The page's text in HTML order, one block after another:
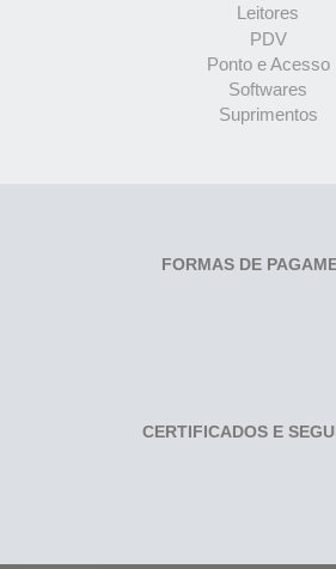
Leitores
PDV
Ponto e Acesso
Softwares
Suprimentos
FORMAS DE
CERTIFICADOS E